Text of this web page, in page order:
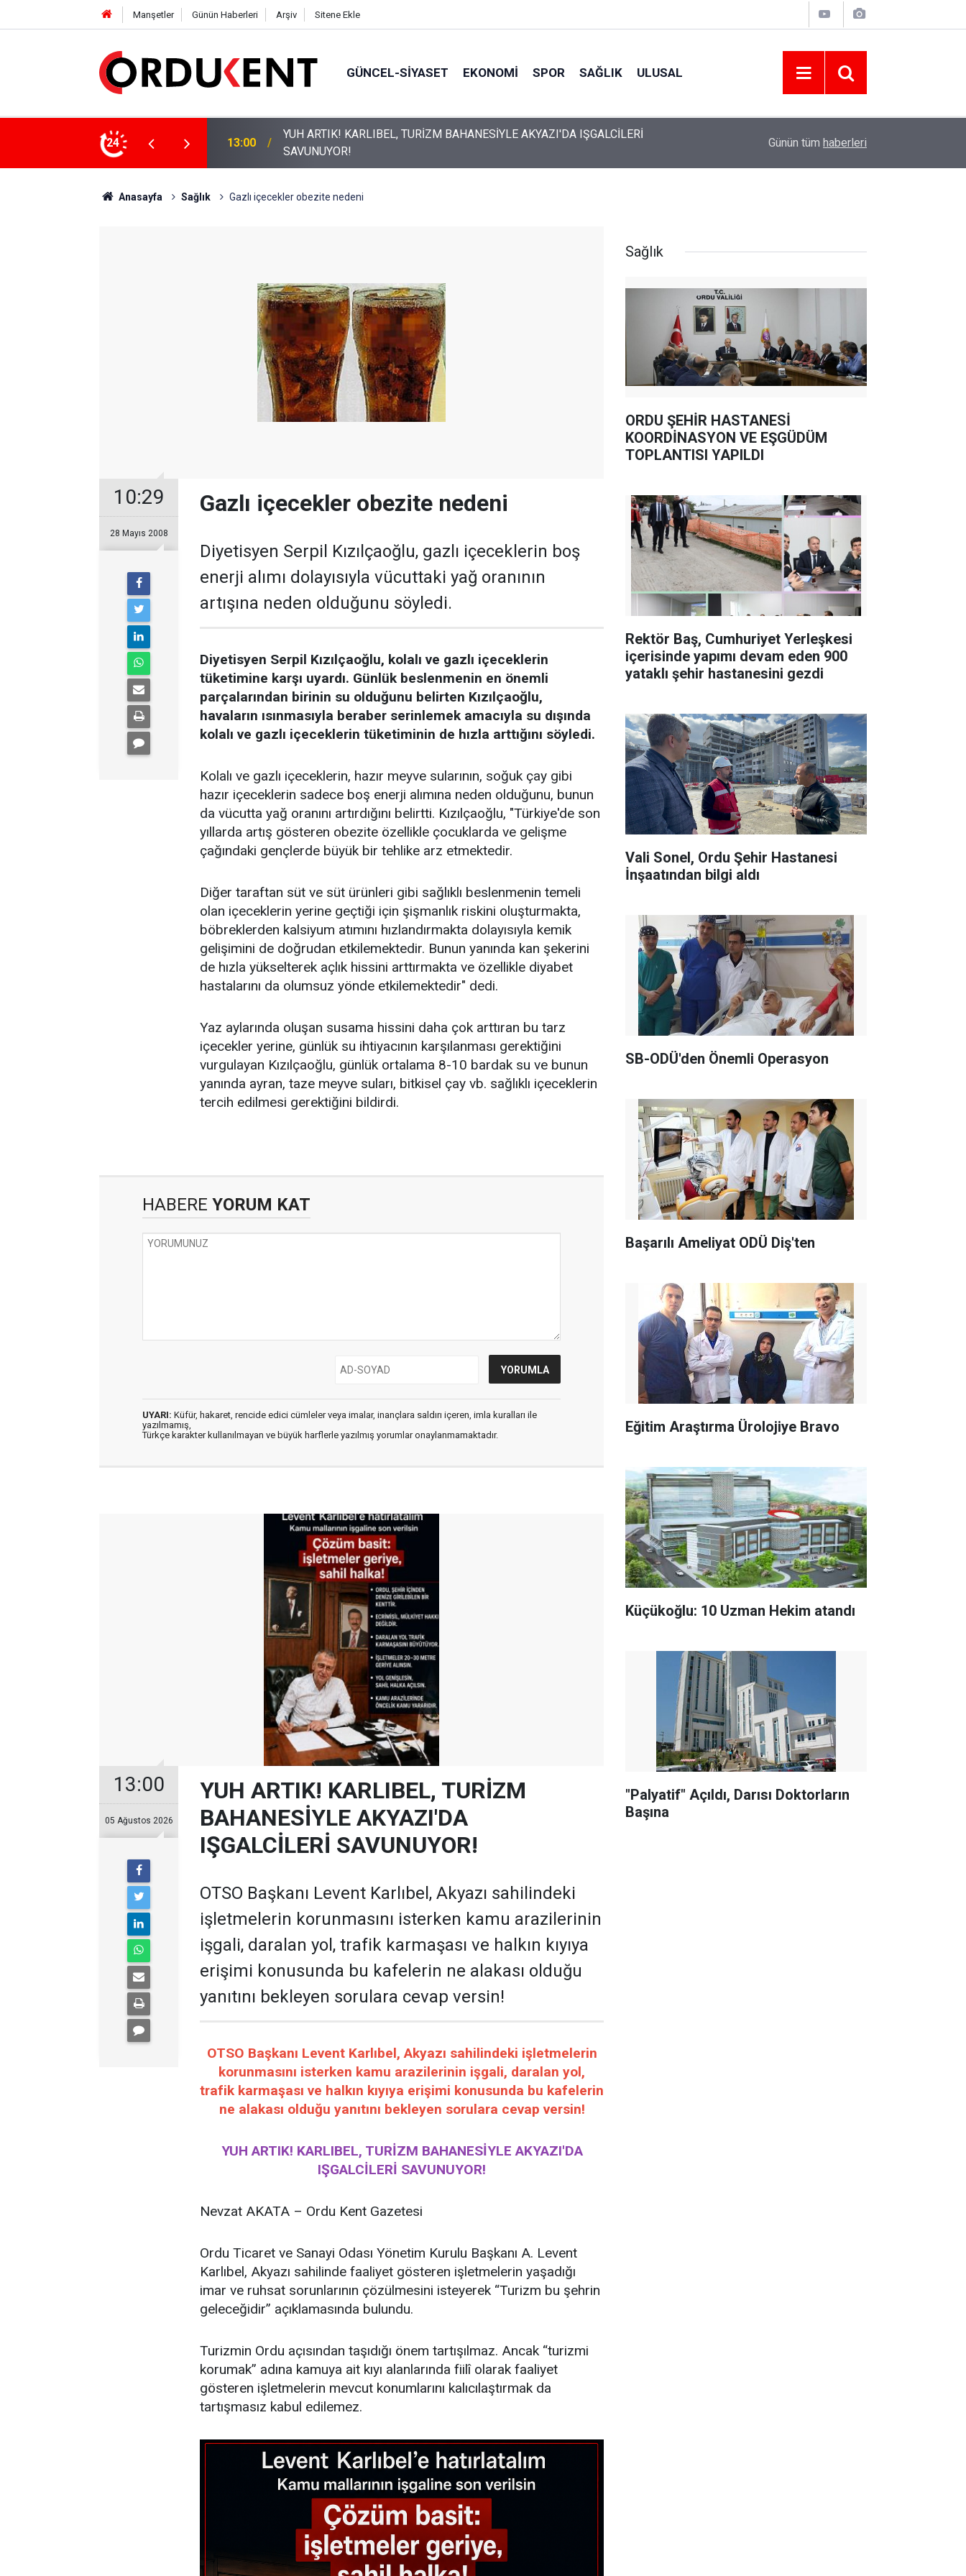
Manşetler Günün Haberleri Arşiv Sitene Ekle
GÜNCEL-SIYASET EKONOMI SPOR SAĞLIK ULUSAL
24 11:53 ORDU’NUN HAFTALIK GÜVENLİK RAPORU AÇIKLANDI 15-16 AĞUSTOS 2026 TARİHLERİNDE
Günün tüm haberleri
Anasayfa Sağlık Gazlı içecekler obezite nedeni
10:29
28 Mayıs 2008
Gazlı içecekler obezite nedeni
Diyetisyen Serpil Kızılçaoğlu, gazlı içeceklerin boş
enerji alımı dolayısıyla vücuttaki yağ oranının
artışına neden olduğunu söyledi.
Diyetisyen Serpil Kızılçaoğlu, kolalı ve gazlı içeceklerin
tüketimine karşı uyardı. Günlük beslenmenin en önemli
parçalarından birinin su olduğunu belirten Kızılçaoğlu,
havaların ısınmasıyla beraber serinlemek amacıyla su dışında
kolalı ve gazlı içeceklerin tüketiminin de hızla arttığını söyledi.
Kolalı ve gazlı içeceklerin, hazır meyve sularının, soğuk çay gibi
hazır içeceklerin sadece boş enerji alımına neden olduğunu, bunun
da vücutta yağ oranını artırdığını belirtti. Kızılçaoğlu, "Türkiye'de son
yıllarda artış gösteren obezite özellikle çocuklarda ve gelişme
çağındaki gençlerde büyük bir tehlike arz etmektedir.
Diğer taraftan süt ve süt ürünleri gibi sağlıklı beslenmenin temeli
olan içeceklerin yerine geçtiği için şişmanlık riskini oluşturmakta,
böbreklerden kalsiyum atımını hızlandırmakta dolayısıyla kemik
gelişimini de doğrudan etkilemektedir. Bunun yanında kan şekerini
de hızla yükselterek açlık hissini arttırmakta ve özellikle diyabet
hastalarını da olumsuz yönde etkilemektedir" dedi.
Yaz aylarında oluşan susama hissini daha çok arttıran bu tarz
içecekler yerine, günlük su ihtiyacının karşılanması gerektiğini
vurgulayan Kızılçaoğlu, günlük ortalama 8-10 bardak su ve bunun
yanında ayran, taze meyve suları, bitkisel çay vb. sağlıklı içeceklerin
tercih edilmesi gerektiğini bildirdi.
HABERE YORUM KAT
UYARI: Küfür, hakaret, rencide edici cümleler veya imalar, inançlara saldırı içeren, imla kuralları ile
yazılmamış,
Türkçe karakter kullanılmayan ve büyük harflerle yazılmış yorumlar onaylanmamaktadır.
13:00
05 Ağustos 2026
YUH ARTIK! KARLIBEL, TURİZM
BAHANESİYLE AKYAZI'DA
IŞGALCİLERİ SAVUNUYOR!
OTSO Başkanı Levent Karlıbel, Akyazı sahilindeki
işletmelerin korunmasını isterken kamu arazilerinin
işgali, daralan yol, trafik karmaşası ve halkın kıyıya
erişimi konusunda bu kafelerin ne alakası olduğu
yanıtını bekleyen sorulara cevap versin!
OTSO Başkanı Levent Karlıbel, Akyazı sahilindeki işletmelerin
korunmasını isterken kamu arazilerinin işgali, daralan yol,
trafik karmaşası ve halkın kıyıya erişimi konusunda bu kafelerin
ne alakası olduğu yanıtını bekleyen sorulara cevap versin!
YUH ARTIK! KARLIBEL, TURİZM BAHANESİYLE AKYAZI'DA
IŞGALCİLERİ SAVUNUYOR!
Nevzat AKATA – Ordu Kent Gazetesi
Ordu Ticaret ve Sanayi Odası Yönetim Kurulu Başkanı A. Levent
Karlıbel, Akyazı sahilinde faaliyet gösteren işletmelerin yaşadığı
imar ve ruhsat sorunlarının çözülmesini isteyerek “Turizm bu şehrin
geleceğidir” açıklamasında bulundu.
Turizmin Ordu açısından taşıdığı önem tartışılmaz. Ancak “turizmi
korumak” adına kamuya ait kıyı alanlarında fiilî olarak faaliyet
gösteren işletmelerin mevcut konumlarını kalıcılaştırmak da
tartışmasız kabul edilemez.
Sağlık
ORDU ŞEHİR HASTANESİ
KOORDİNASYON VE EŞGÜDÜM
TOPLANTISI YAPILDI
Rektör Baş, Cumhuriyet Yerleşkesi
içerisinde yapımı devam eden 900
yataklı şehir hastanesini gezdi
Vali Sonel, Ordu Şehir Hastanesi
İnşaatından bilgi aldı
SB-ODÜ'den Önemli Operasyon
Başarılı Ameliyat ODÜ Diş'ten
Eğitim Araştırma Ürolojiye Bravo
Küçükoğlu: 10 Uzman Hekim atandı
"Palyatif" Açıldı, Darısı Doktorların
Başına